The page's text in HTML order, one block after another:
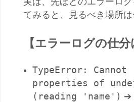
てみると、見るべき場所は
【エラーログの仕分
TypeError: Cannot
properties of
(reading 'name') ➔